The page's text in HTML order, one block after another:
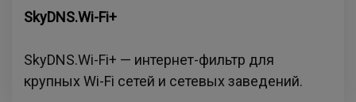
SkyDNS.Wi-Fi+
SkyDNS.Wi-Fi+ — интернет-фильтр для
крупных Wi-Fi сетей и сетевых заведений.